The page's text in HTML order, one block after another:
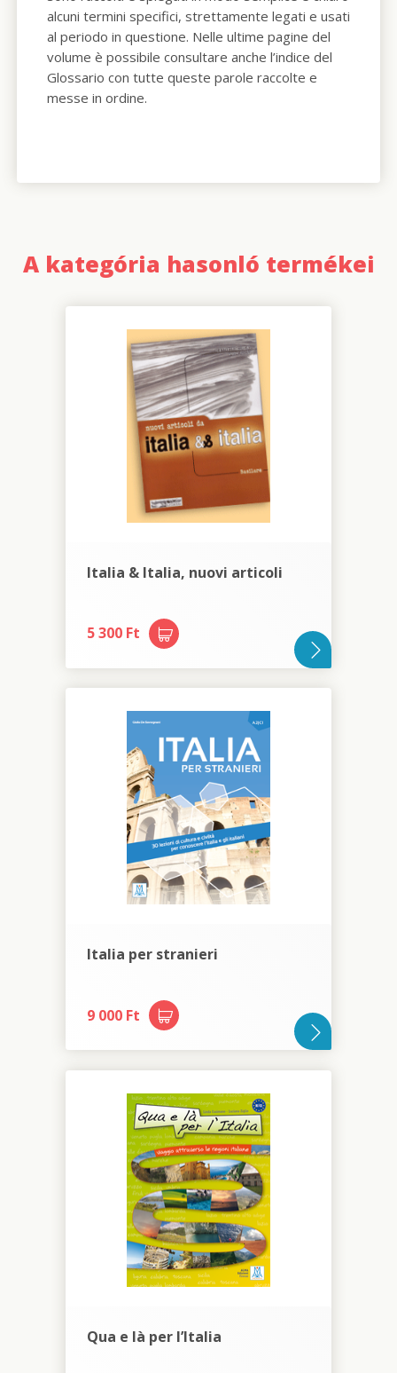
alcuni termini specifici, strettamente legati e usati
al periodo in questione. Nelle ultime pagine del
volume è possibile consultare anche l’indice del
Glossario con tutte queste parole raccolte e
messe in ordine.
A kategória hasonló termékei
Italia & Italia, nuovi articoli
5 300 Ft
Italia per stranieri
9 000 Ft
Qua e là per l’Italia